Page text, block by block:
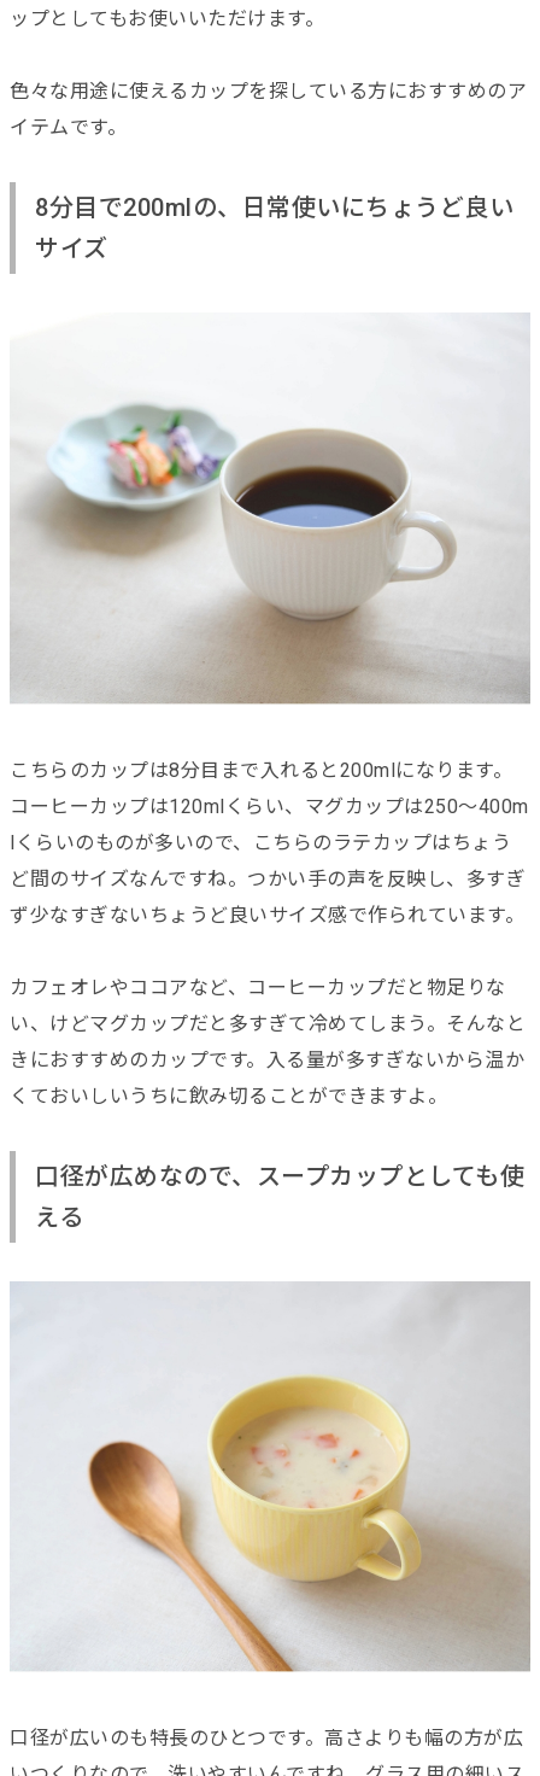
ップとしてもお使いいただけます。
色々な用途に使えるカップを探している方におすすめのア
イテムです。
8分目で200mlの、日常使いにちょうど良い
サイズ
こちらのカップは8分目まで入れると200mlになります。
コーヒーカップは120mlくらい、マグカップは250～400m
lくらいのものが多いので、こちらのラテカップはちょう
ど間のサイズなんですね。つかい手の声を反映し、多すぎ
ず少なすぎないちょうど良いサイズ感で作られています。
カフェオレやココアなど、コーヒーカップだと物足りな
い、けどマグカップだと多すぎて冷めてしまう。そんなと
きにおすすめのカップです。入る量が多すぎないから温か
くておいしいうちに飲み切ることができますよ。
口径が広めなので、スープカップとしても使
える
口径が広いのも特長のひとつです。高さよりも幅の方が広